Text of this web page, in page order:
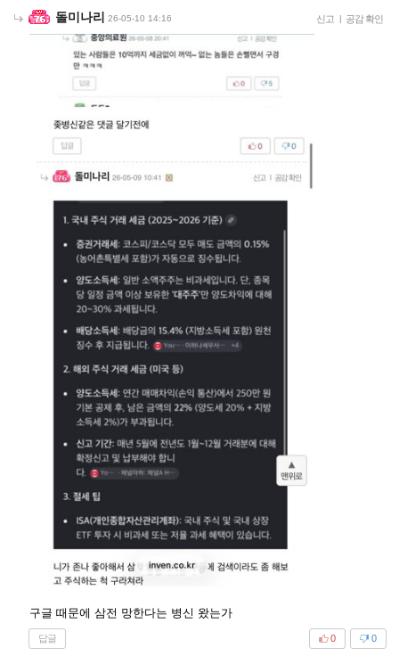
돌미나리 26-05-10 14:16 신고 | 공감 확인
구글 때문에 삼전 망한다는 병신 왔는가
답글 0
0